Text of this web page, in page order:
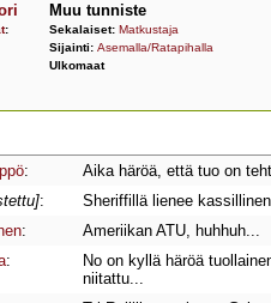
:
Muu tunniste
Sekalaiset: Matkustaja
Sijainti: Asemalla/Ratapihalla
Ulkomaat
:
Aika häröä, että tuo on
:
Sheriffillä lienee
:
Ameriikan ATU, huhhuh...
:
No on kyllä häröä
niitattu...